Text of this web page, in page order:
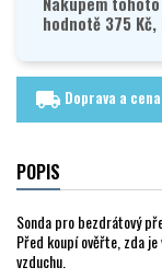
hodnotě 375
local_shipping Doprava a cena
POPIS
Sonda pro bezdrátový
Před koupí ověřte, zda
vzduchu.